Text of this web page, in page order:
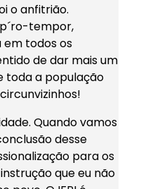
o anfitrião.
tempor,
em todos os
de dar mais um
toda a população
Quando vamos
desse
para os
que eu não